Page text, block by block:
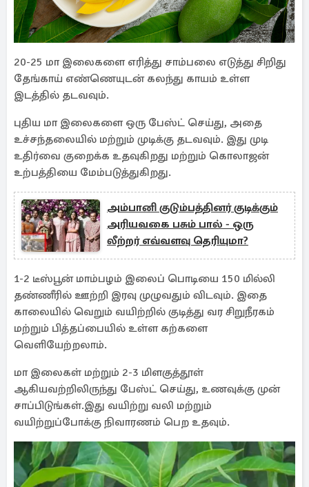
20-25 மா இலைகளை எரித்து சாம்பலை எடுத்து சிறிது
தேங்காய் எண்ணெயுடன் கலந்து காயம் உள்ள
இடத்தில் தடவவும்.
புதிய மா இலைகளை ஒரு பேஸ்ட் செய்து, அதை
உச்சந்தலையில் மற்றும் முடிக்கு தடவவும். இது முடி
உதிர்வை குறைக்க உதவுகிறது மற்றும் கொலாஜன்
உற்பத்தியை மேம்படுத்துகிறது.
அம்பானி குடும்பத்தினர் குடிக்கும்
அரியவகை பசும் பால் - ஒரு
லீற்றர் எவ்வளவு தெரியுமா?
1-2 டீஸ்பூன் மாம்பழம் இலைப் பொடியை 150 மில்லி
தண்ணீரில் ஊற்றி இரவு முழுவதும் விடவும். இதை
காலையில் வெறும் வயிற்றில் குடித்து வர சிறுநீரகம்
மற்றும் பித்தப்பையில் உள்ள கற்களை
வெளியேற்றலாம்.
மா இலைகள் மற்றும் 2-3 மிளகுத்தூள்
ஆகியவற்றிலிருந்து பேஸ்ட் செய்து, உணவுக்கு முன்
சாப்பிடுங்கள்.இது வயிற்று வலி மற்றும்
வயிற்றுப்போக்கு நிவாரணம் பெற உதவும்.